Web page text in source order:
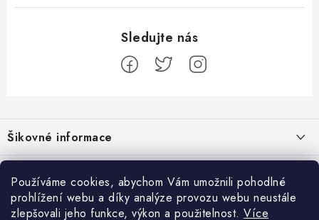
Používáme cookies, abychom Vám umožnili pohodlné
prohlížení webu a díky analýze provozu webu neustále
zlepšovali jeho funkce, výkon a použitelnost. Více
á
p
a
Šikovné informace
Ceník dopravy
Moje objednávka
Běžecké zajímavosti
Proč jít běhat právě o víkendu?
Přijímáme online platby